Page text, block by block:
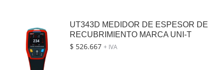
UT343D MEDIDOR DE ESPESOR DE
RECUBRIMIENTO MARCA UNI-T
$ 526.667 + IVA